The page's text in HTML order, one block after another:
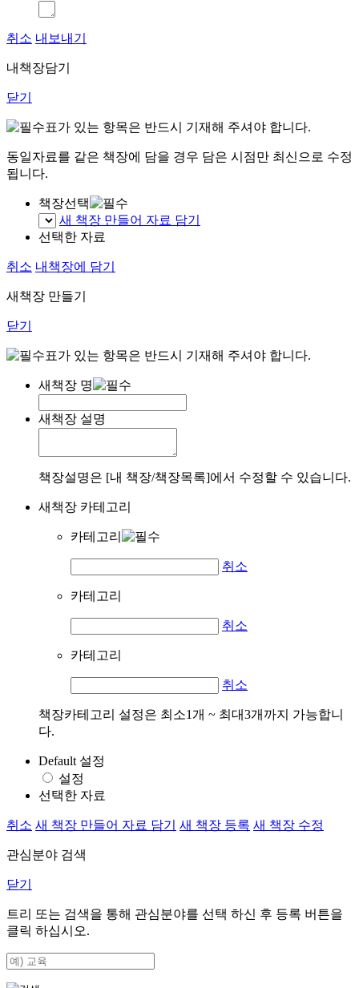
취소 내보내기
내책장담기
닫기
표가 있는 항목은 반드시 기재해 주셔야 합니다.
동일자료를 같은 책장에 담을 경우 담은 시점만 최신으로 수정
됩니다.
책장선택
새 책장 만들어 자료 담기
선택한 자료
취소 내책장에 담기
새책장 만들기
닫기
표가 있는 항목은 반드시 기재해 주셔야 합니다.
새책장 명
새책장 설명
책장설명은 [내 책장/책장목록]에서 수정할 수 있습니다.
새책장 카테고리
카테고리
취소
카테고리
취소
카테고리
취소
책장카테고리 설정은 최소1개 ~ 최대3개까지 가능합니
다.
Default 설정
설정
선택한 자료
취소 새 책장 만들어 자료 담기 새 책장 등록 새 책장 수정
관심분야 검색
닫기
트리 또는 검색을 통해 관심분야를 선택 하신 후 등록 버튼을
클릭 하십시오.